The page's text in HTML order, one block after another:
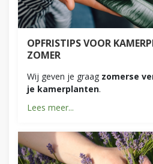
OPFRISTIPS VOOR
ZOMER
Wij geven je graag zomerse
je kamerplanten.
Lees meer...